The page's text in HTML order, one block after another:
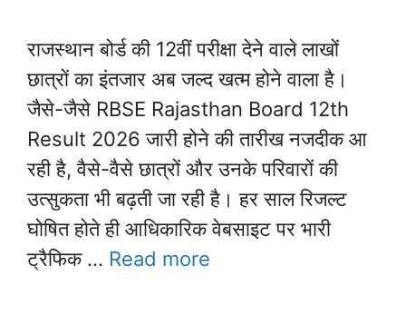
राजस्थान बोर्ड की 12वीं परीक्षा देने वाले लाखों
छात्रों का इंतजार अब जल्द खत्म होने वाला है।
जैसे-जैसे RBSE Rajasthan Board 12th
Result 2026 जारी होने की तारीख नजदीक आ
रही है, वैसे-वैसे छात्रों और उनके परिवारों की
उत्सुकता भी बढ़ती जा रही है। हर साल रिजल्ट
घोषित होते ही आधिकारिक वेबसाइट पर भारी
ट्रैफिक … Read more